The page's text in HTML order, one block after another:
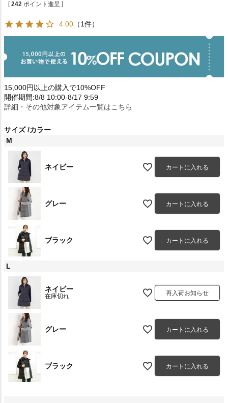
[ 242 ポイント進呈 ]
4.00 （1件）
15,000円以上の購入で10%OFF
開催期間:8/8 10:00-8/17 9:59
詳細・その他対象アイテム一覧はこちら
サイズ カラー
M
ネイビー カートに入れる
グレー カートに入れる
ブラック カートに入れる
L
ネイビー
在庫切れ 再入荷お知らせ
グレー カートに入れる
ブラック カートに入れる